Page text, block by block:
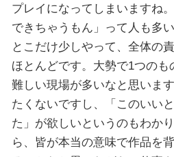
プレイになってしまいますね
できちゃうもん」って人も多
とこだけ少しやって、全体の
ほとんどです。大勢で1つの
難しい現場が多いなと思いま
たくないですし、「このいい
た」が欲しいというのもわか
ら、皆が本当の意味で作品を